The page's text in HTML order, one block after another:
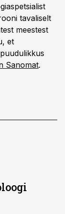
tavaliselt
meestest
et
Sanomat.